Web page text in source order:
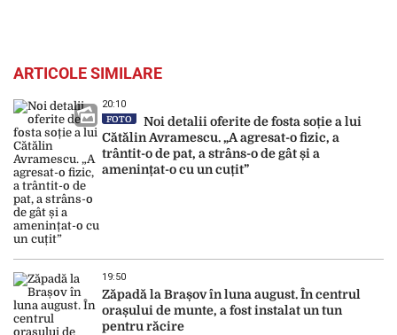
ARTICOLE SIMILARE
20:10
FOTO
Noi detalii oferite de fosta soție a lui
Cătălin Avramescu. „A agresat-o fizic, a
trântit-o de pat, a strâns-o de gât și a
amenințat-o cu un cuțit”
19:50
Zăpadă la Brașov în luna august. În centrul
orașului de munte, a fost instalat un tun
pentru răcire